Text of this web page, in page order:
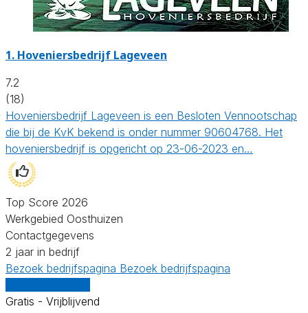
1. Hoveniersbedrijf Lageveen
7.2
(18)
Hoveniersbedrijf Lageveen is een Besloten Vennootschap
die bij de KvK bekend is onder nummer 90604768. Het
hoveniersbedrijf is opgericht op 23-06-2023 en…
Top Score 2026
Werkgebied Oosthuizen
Contactgegevens
2 jaar in bedrijf
Bezoek bedrijfspagina Bezoek bedrijfspagina
Gratis - Vrijblijvend